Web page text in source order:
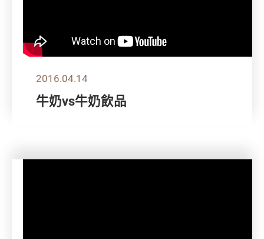
2016.04.14
牛奶vs牛奶飲品